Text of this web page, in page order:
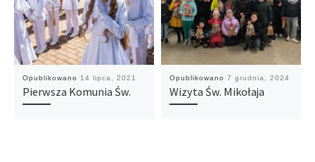
Opublikowano 14 lipca, 2021
Pierwsza Komunia Św.
Opublikowano 7 grudnia, 2024
Wizyta Św. Mikołaja